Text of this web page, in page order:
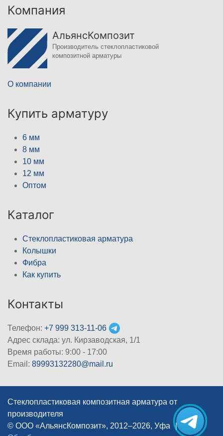
Компания
АльянсКомпозит
Производитель стеклопластиковой
композитной арматуры
О компании
Купить арматуру
6 мм
8 мм
10 мм
12 мм
Оптом
Каталог
Стеклопластиковая арматура
Колышки
Фибра
Как купить
Контакты
Телефон: +7 999 313-11-06
Адрес склада: ул. Кирзаводская, 1/1
Время работы: 9:00 - 17:00
Email: 89993132280@mail.ru
Стеклопластиковая композитная арматура от
производителя
© ООО «АльянсКомпозит», 2012–2026, Уфа
|